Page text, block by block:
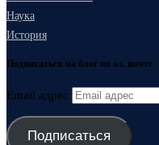
Наука
История
Подписаться на блог по эл. почте
Email адрес
Подписаться